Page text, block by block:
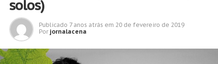
solos)
Publicado 7 anos atrás em 20 de fevereiro de 2019
Por jornalacena